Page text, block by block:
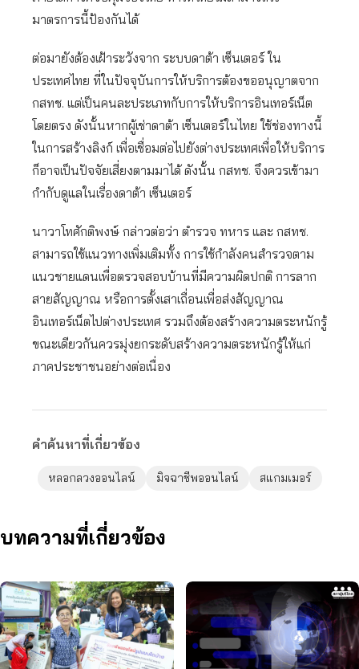
มาตรการนี้ป้องกันได้
ต่อมายังต้องเฝ้าระวังจาก ระบบดาต้า เซ็นเตอร์ ใน
ประเทศไทย ที่ในปัจจุบันการให้บริการต้องขออนุญาตจาก
กสทช. แต่เป็นคนละประเภทกับการให้บริการอินเทอร์เน็ต
โดยตรง ดังนั้นหากผู้เช่าดาต้า เซ็นเตอร์ในไทย ใช้ช่องทางนี้
ในการสร้างลิงก์ เพื่อเชื่อมต่อไปยังต่างประเทศเพื่อให้บริการ
ก็อาจเป็นปัจจัยเสี่ยงตามมาได้ ดังนั้น กสทช. จึงควรเข้ามา
กำกับดูแลในเรื่องดาต้า เซ็นเตอร์
นาวาโทศักติพงษ์ กล่าวต่อว่า ตำรวจ ทหาร และ กสทช.
สามารถใช้แนวทางเพิ่มเติมทั้ง การใช้กำลังคนสำรวจตาม
แนวชายแดนเพื่อตรวจสอบบ้านที่มีความผิดปกติ การลาก
สายสัญญาณ หรือการตั้งเสาเถื่อนเพื่อส่งสัญญาณ
อินเทอร์เน็ตไปต่างประเทศ รวมถึงต้องสร้างความตระหนักรู้
ขณะเดียวกันควรมุ่งยกระดับสร้างความตระหนักรู้ให้แก่
ภาคประชาชนอย่างต่อเนื่อง
คำค้นหาที่เกี่ยวข้อง
หลอกลวงออนไลน์ มิจฉาชีพออนไลน์ สแกมเมอร์
บทความที่เกี่ยวข้อง